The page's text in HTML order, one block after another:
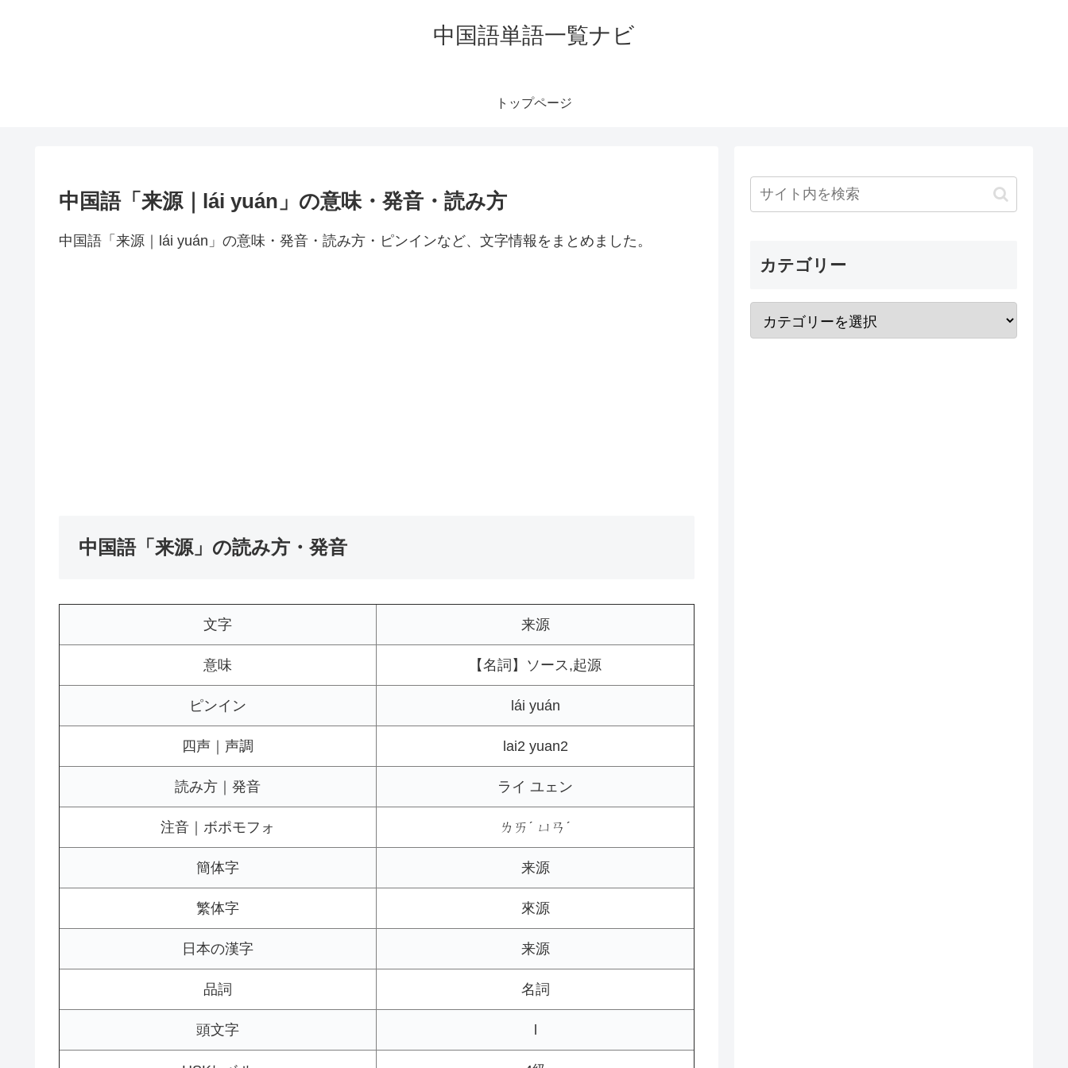
中国語単語一覧ナビ
トップページ
中国語「来源｜lái yuán」の意味・発音・読み方
中国語「来源｜lái yuán」の意味・発音・読み方・ピンインなど、文字情報をまとめました。
中国語「来源」の読み方・発音
文字 来源
意味 【名詞】ソース,起源
ピンイン lái yuán
四声｜声調 lai2 yuan2
読み方｜発音 ライ ユェン
注音｜ボポモフォ ㄌㄞˊ ㄩㄢˊ
簡体字 来源
繁体字 來源
日本の漢字 来源
品詞 名詞
頭文字 l
カテゴリー